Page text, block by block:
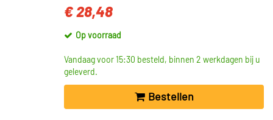
€ 28,48
Op voorraad
Vandaag voor 15:30 besteld, binnen 2 werkdagen bij u
geleverd.
Bestellen